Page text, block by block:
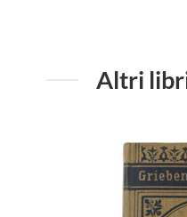
Altri